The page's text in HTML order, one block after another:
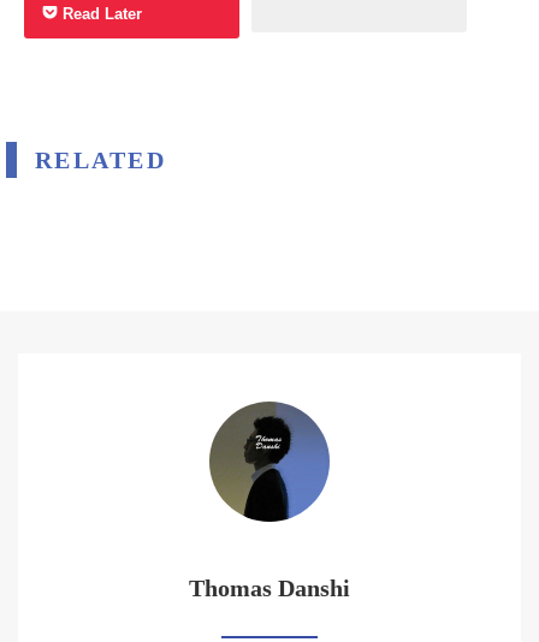
Read Later
RELATED
Thomas Danshi